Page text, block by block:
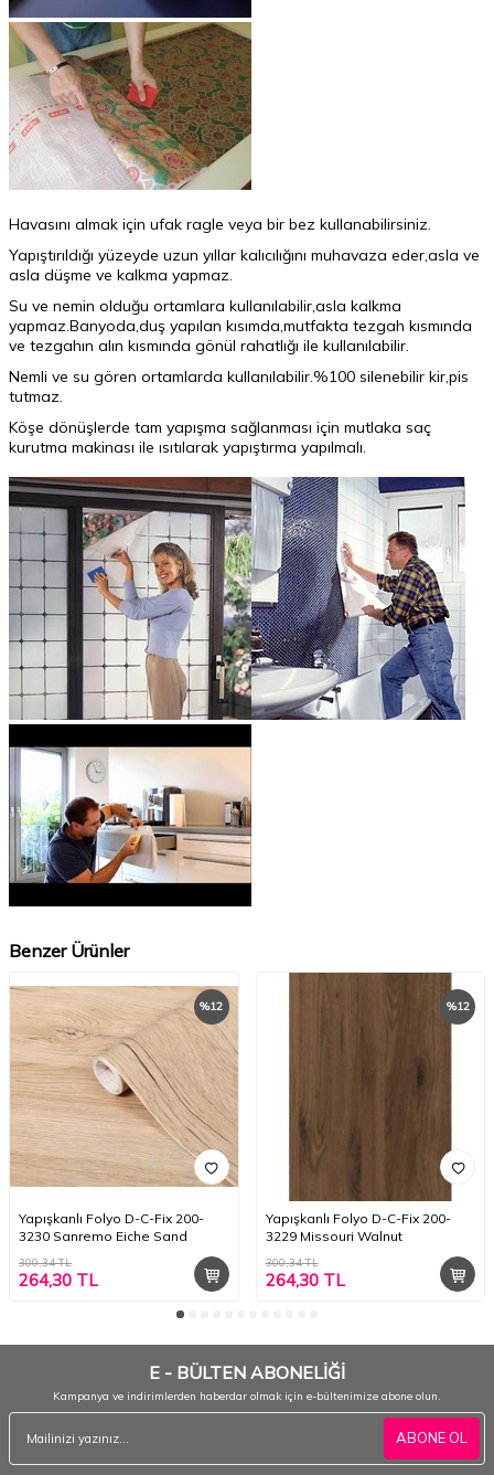
Havasını almak için ufak ragle veya bir bez kullanabilirsiniz.
Yapıştırıldığı yüzeyde uzun yıllar kalıcılığını muhavaza eder,asla ve
asla düşme ve kalkma yapmaz.
Su ve nemin olduğu ortamlara kullanılabilir,asla kalkma
yapmaz.Banyoda,duş yapılan kısımda,mutfakta tezgah kısmında
ve tezgahın alın kısmında gönül rahatlığı ile kullanılabilir.
Nemli ve su gören ortamlarda kullanılabilir.%100 silenebilir kir,pis
tutmaz.
Köşe dönüşlerde tam yapışma sağlanması için mutlaka saç
kurutma makinası ile ısıtılarak yapıştırma yapılmalı.
Benzer Ürünler
%12
Yapışkanlı Folyo D-C-Fix 200-
3230 Sanremo Eiche Sand
300,34TL
264,30 TL
%12
Yapışkanlı Folyo D-C-Fix 200-
3229 Missouri Walnut
300,34TL
264,30TL
E - BÜLTEN ABONELİĞİ
Kampanya ve indirimlerden haberdar olmak için e-bültenimize abone olun.
ABONE OL